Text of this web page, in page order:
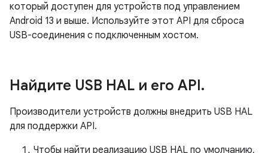
который доступен для устройств под управлением
Android 13 и выше. Используйте этот API для сброса
USB-соединения с подключенным хостом.
Найдите USB HAL и его API.
Производители устройств должны внедрить USB HAL
для поддержки API.
Чтобы найти реализацию USB HAL по умолчанию,